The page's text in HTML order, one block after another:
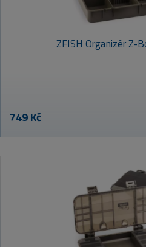
ZFISH Organizér Z-
749 Kč